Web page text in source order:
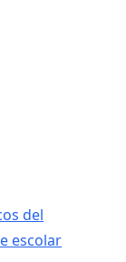
del
escolar